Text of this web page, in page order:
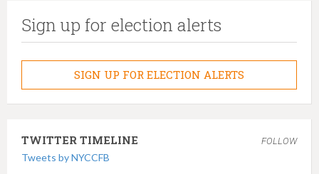
Sign up for election alerts
SIGN UP FOR ELECTION ALERTS
TWITTER TIMELINE FOLLOW
Tweets by NYCCFB